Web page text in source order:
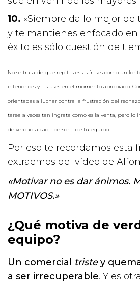
«Siempre da lo mejor de
y te mantienes enfocado en
éxito es sólo cuestión de
No se trata de que repitas estas frases como un
interiorices y las uses en el momento apropiado.
orientadas a luchar contra la frustración del
tarea a veces tan ingrata como es la venta, pero lo
de verdad a cada persona de tu equipo.
Por eso te recordamos esta
extraemos del vídeo de
«Motivar no es dar ánimos.
MOTIVOS.»
¿Qué motiva de
equipo?
Un comercial tristey
a ser irrecuperable. Y es